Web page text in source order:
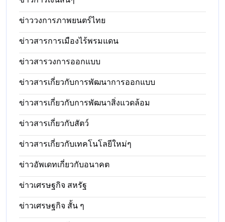
ข่าววงการภาพยนตร์ไทย
ข่าวสารการเมืองไร้พรมแดน
ข่าวสารวงการออกแบบ
ข่าวสารเกี่ยวกับการพัฒนาการออกแบบ
ข่าวสารเกี่ยวกับการพัฒนาสิ่งแวดล้อม
ข่าวสารเกี่ยวกับสัตว์
ข่าวสารเกี่ยวกับเทคโนโลยีใหม่ๆ
ข่าวอัพเดทเกี่ยวกับอนาคต
ข่าวเศรษฐกิจ สหรัฐ
ข่าวเศรษฐกิจ สั้น ๆ